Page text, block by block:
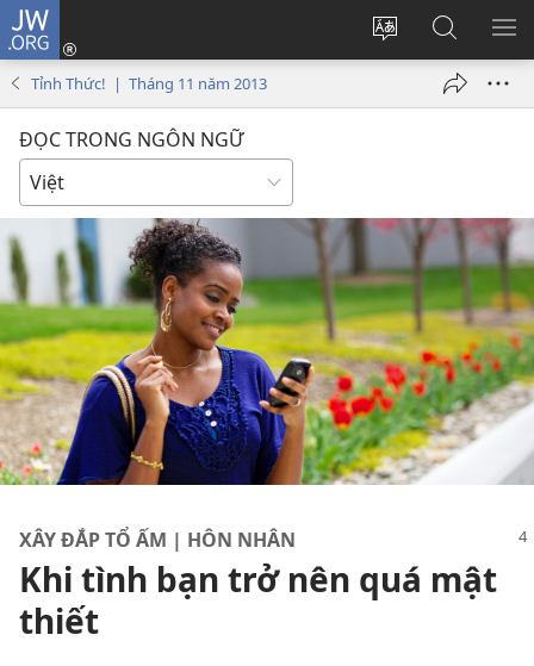
JW.ORG
Thay
Đăng
nhập
Tìm
kiếm
JW.ORG
Tỉnh Thức! | Tháng 11 năm 2013
ĐỌC TRONG NGÔN NGỮ
XÂY ĐẮP TỔ ẤM | HÔN NHÂN
Khi tình bạn trở nên quá mật
thiết